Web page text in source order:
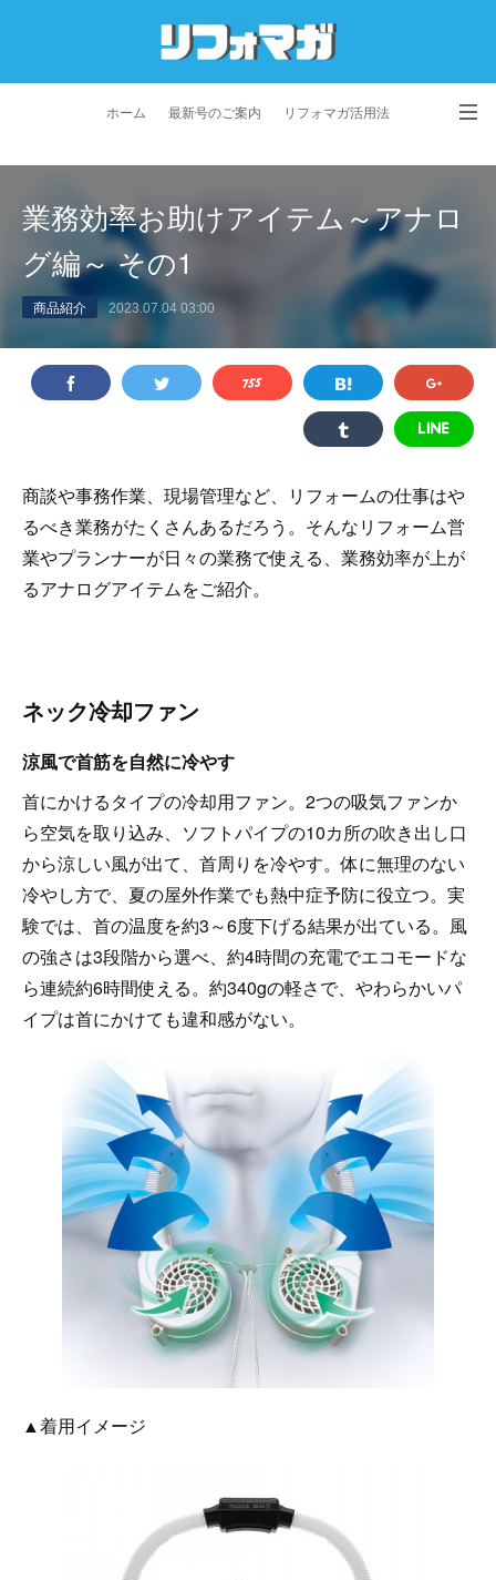
ホーム 最新号のご案内 リフォマガ活用法
プライバシーポリシー 利用規約 会社概要
業務効率お助けアイテム～アナロ
グ編～ その1
商品紹介 2023.07.04 03:00
商談や事務作業、現場管理など、リフォームの仕事はや
るべき業務がたくさんあるだろう。そんなリフォーム営
業やプランナーが日々の業務で使える、業務効率が上が
るアナログアイテムをご紹介。
ネック冷却ファン
涼風で首筋を自然に冷やす
首にかけるタイプの冷却用ファン。2つの吸気ファンか
ら空気を取り込み、ソフトパイプの10カ所の吹き出し口
から涼しい風が出て、首周りを冷やす。体に無理のない
冷やし方で、夏の屋外作業でも熱中症予防に役立つ。実
験では、首の温度を約3～6度下げる結果が出ている。風
の強さは3段階から選べ、約4時間の充電でエコモードな
ら連続約6時間使える。約340gの軽さで、やわらかいパ
イプは首にかけても違和感がない。
▲着用イメージ